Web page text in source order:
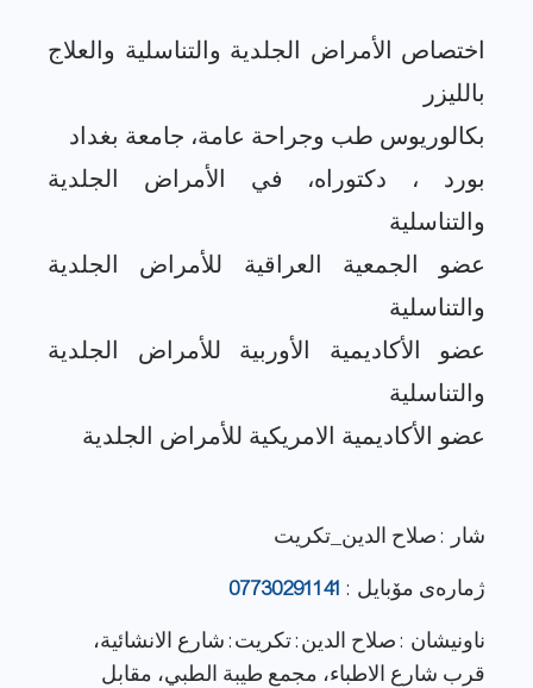
اختصاص الأمراض الجلدية والتناسلية والعلاج
بورد ، دكتوراه، في الأمراض الجلدية
عضو الجمعية العراقية للأمراض الجلدية
عضو الأكاديمية الأوربية للأمراض الجلدية
شار : صلاح الدين_تكريت
ژماره‌ی مۆبایل : 07730291141
ناونيشان : صلاح الدين: تكريت: شارع الانشائية،
قرب شارع الاطباء، مجمع طيبة الطبي، مقابل